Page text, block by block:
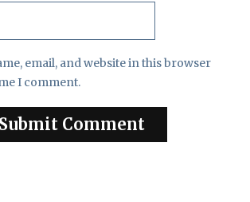
email, and website in this browser
I comment.